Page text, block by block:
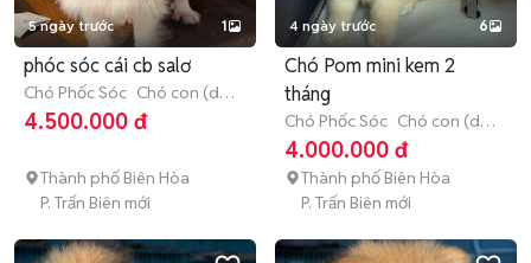
5 ngày trước 1
phóc sóc cái cb salơ
Chó Phốc Sóc Chó con (dưới
3 tháng tuổi)
4.500.000 đ
Thành phố Biên Hòa
P. Trấn Biên mới
4 ngày trước 6
Chó Pom mini kem 2
tháng
Chó Phốc Sóc Chó con (dưới
3 tháng tuổi)
4.000.000 đ
Thành phố Biên Hòa
P. Trấn Biên mới